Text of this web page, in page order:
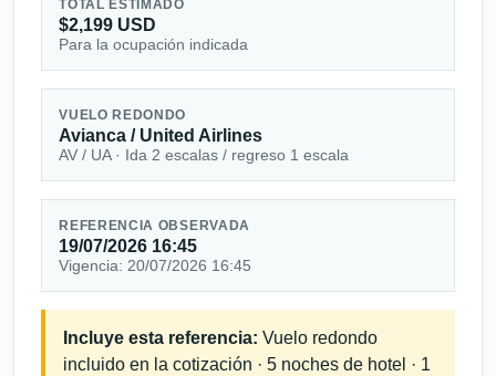
TOTAL ESTIMADO
$2,199 USD
Para la ocupación indicada
VUELO REDONDO
Avianca / United Airlines
AV / UA · Ida 2 escalas / regreso 1 escala
REFERENCIA OBSERVADA
19/07/2026 16:45
Vigencia: 20/07/2026 16:45
Incluye esta referencia: Vuelo redondo
incluido en la cotización · 5 noches de hotel · 1